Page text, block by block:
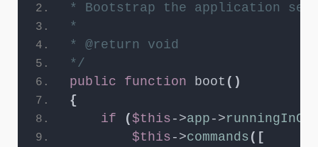
* Bootstrap the application
*
* @return void
*/
public
function boot ()
{
if
($this ->app ->
$this ->commands ([